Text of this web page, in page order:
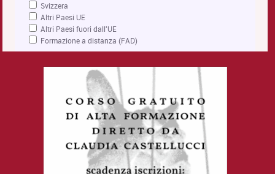
Svizzera
Altri Paesi UE
Altri Paesi fuori dall'UE
Formazione a distanza (FAD)